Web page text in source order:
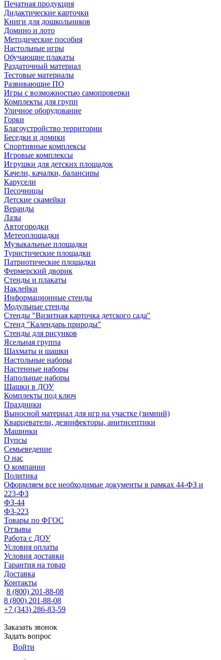
Печатная продукция
Дидактические карточки
Книги для дошкольников
Домино и лото
Методические пособия
Настольные игры
Обучающие плакаты
Раздаточный материал
Тестовые материалы
Развивающие ПО
Игры с возможностью самопроверки
Комплекты для групп
Уличное оборудование
Горки
Благоустройство территории
Беседки и домики
Спортивные комплексы
Игровые комплексы
Игрушки для детских площадок
Качели, качалки, балансиры
Карусели
Песочницы
Детские скамейки
Веранды
Лазы
Автогородки
Метеоплощадки
Музыкальные площадки
Туристические площадки
Патриотические площадки
Фермерский дворик
Стенды и плакаты
Наклейки
Информационные стенды
Модульные стенды
Стенды "Визитная карточка детского сада"
Стенд "Календарь природы"
Стенды для рисунков
Ясельная группа
Шахматы и шашки
Настольные наборы
Настенные наборы
Напольные наборы
Шашки в ДОУ
Комплекты под ключ
Праздники
Выносной материал для игр на участке (зимний)
Кварцеватели, дезинфекторы, анитисептики
Машинки
Пупсы
Семьеведение
О нас
О компании
Политика
Оформляем все необходимые документы в рамках 44-ФЗ и
223-ФЗ
ФЗ-44
ФЗ-223
Товары по ФГОС
Отзывы
Работа с ДОУ
Условия оплаты
Условия доставки
Гарантия на товар
Доставка
Контакты
8 (800) 201-88-08
8 (800) 201-88-08
+7 (343) 286-83-59
Заказать звонок
Задать вопрос
Войти